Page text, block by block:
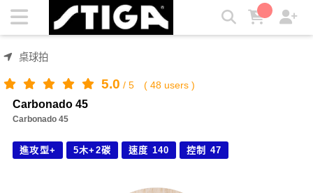
Carbonado 45 | STIGA
桌球拍
5.0 / 5 ( 48 users )
Carbonado 45
Carbonado 45
進攻型+ 5木+2碳 速度 140 控制 47